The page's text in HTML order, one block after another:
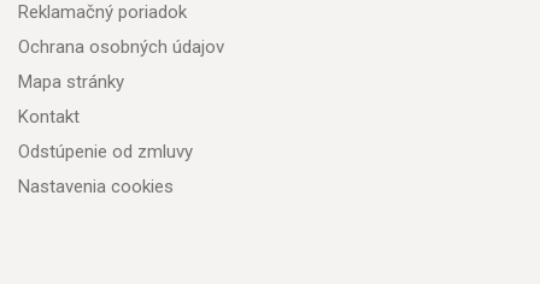
Reklamačný poriadok
Ochrana osobných údajov
Mapa stránky
Kontakt
Odstúpenie od zmluvy
Nastavenia cookies